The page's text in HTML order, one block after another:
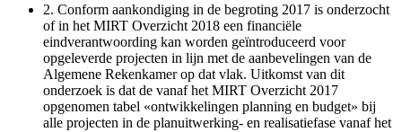
2. Conform aankondiging in de begroting 2017 is onderzocht
of in het MIRT Overzicht 2018 een financiële
eindverantwoording kan worden geïntroduceerd voor
opgeleverde projecten in lijn met de aanbevelingen van de
Algemene Rekenkamer op dat vlak. Uitkomst van dit
onderzoek is dat de vanaf het MIRT Overzicht 2017
opgenomen tabel «ontwikkelingen planning en budget» bij
alle projecten in de planuitwerking- en realisatiefase vanaf het